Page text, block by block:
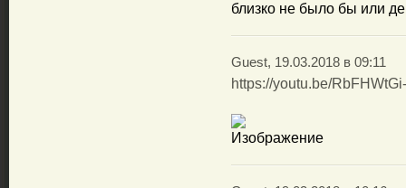
близко не было бы или
Guest, 19.03.2018 в 09:11
https://youtu.be/